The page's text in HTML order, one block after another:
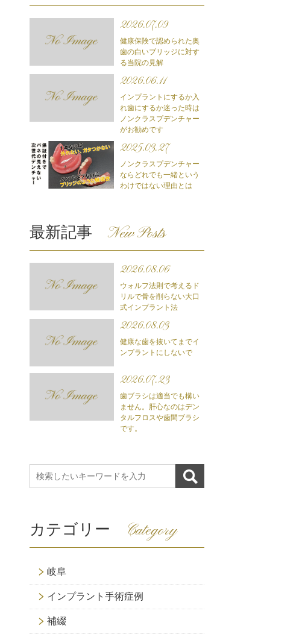
2026.07.09
健康保険で認められた奥
歯の白いブリッジに対す
る当院の見解
2026.06.11
インプラントにするか入
れ歯にするか迷った時は
ノンクラスプデンチャー
がお勧めです
2025.03.27
ノンクラスプデンチャー
ならどれでも一緒という
わけではない理由とは
最新記事 New Posts
2026.08.06
ウォルフ法則で考えるド
リルで骨を削らない大口
式インプラント法
2026.08.03
健康な歯を抜いてまでイ
ンプラントにしないで
2026.07.23
歯ブラシは適当でも構い
ません。肝心なのはデン
タルフロスや歯間ブラシ
です。
カテゴリー Category
岐阜
インプラント手術症例
補綴